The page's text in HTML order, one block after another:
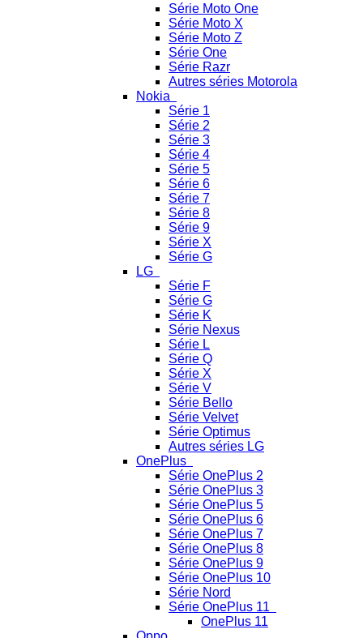
Série Moto One
Série Moto X
Série Moto Z
Série One
Série Razr
Autres séries Motorola
Nokia
Série 1
Série 2
Série 3
Série 4
Série 5
Série 6
Série 7
Série 8
Série 9
Série X
Série G
LG
Série F
Série G
Série K
Série Nexus
Série L
Série Q
Série X
Série V
Série Bello
Série Velvet
Série Optimus
Autres séries LG
OnePlus
Série OnePlus 2
Série OnePlus 3
Série OnePlus 5
Série OnePlus 6
Série OnePlus 7
Série OnePlus 8
Série OnePlus 9
Série OnePlus 10
Série Nord
Série OnePlus 11
OnePlus 11